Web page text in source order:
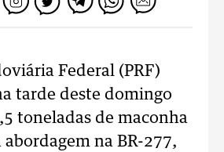
Federal (PRF)
tarde deste domingo
toneladas de maconha
na BR-277,